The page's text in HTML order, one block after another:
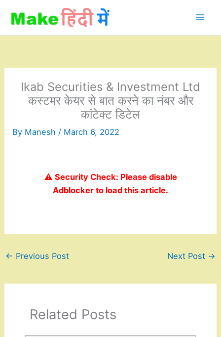
content
Ikab Securities & Investment Ltd
कस्टमर केयर से बात करने का नंबर और
कांटेक्ट डिटेल
By Manesh / March 6, 2022
⚠️ Security Check: Please disable
Adblocker to load this article.
← Previous Post Next Post →
Related Posts